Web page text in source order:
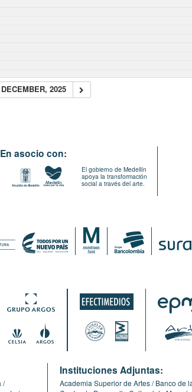
2025
En asocio con:
El gobierno de Medellín
apoya la transformación
social a través del arte.
Instituciones Adjuntas:
Academia Superior de Artes Banco de